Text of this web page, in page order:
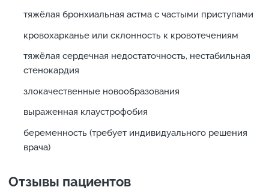
тяжёлая бронхиальная астма с частыми приступами
кровохарканье или склонность к кровотечениям
тяжёлая сердечная недостаточность, нестабильная
стенокардия
злокачественные новообразования
выраженная клаустрофобия
беременность (требует индивидуального решения
врача)
Отзывы пациентов